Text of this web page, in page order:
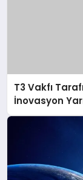
T3 Vakfı
İnovasyon